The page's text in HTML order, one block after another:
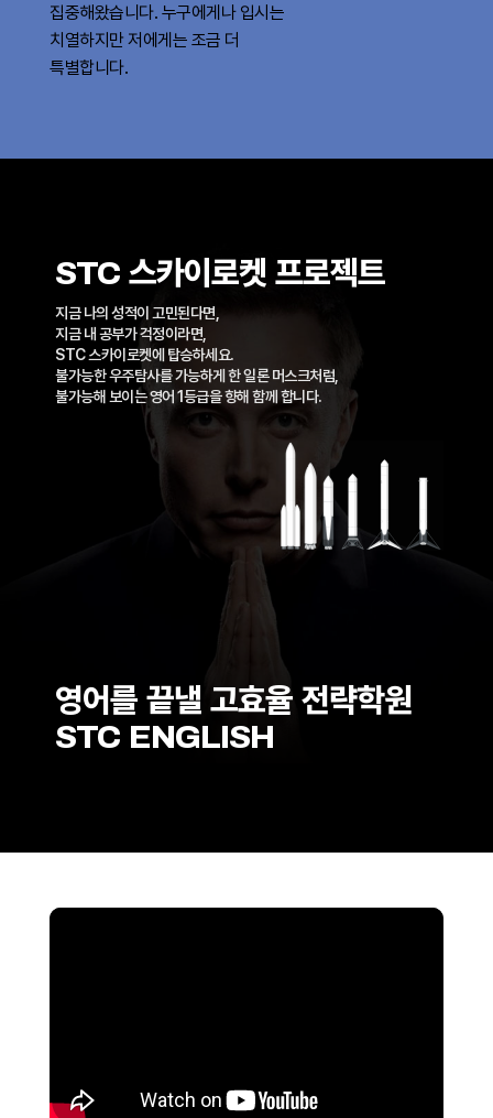
집중해왔습니다. 누구에게나 입시는
치열하지만 저에게는 조금 더
특별합니다.
STC 스카이로켓 프로젝트
지금 나의 성적이 고민된다면,
지금 내 공부가 걱정이라면,
STC 스카이로켓에 탑승하세요.
불가능한 우주탐사를 가능하게 한 일론 머스크처럼,
불가능해 보이는 영어 1등급을 향해 함께 합니다.
영어를 끝낼 고효율 전략학원
STC ENGLISH